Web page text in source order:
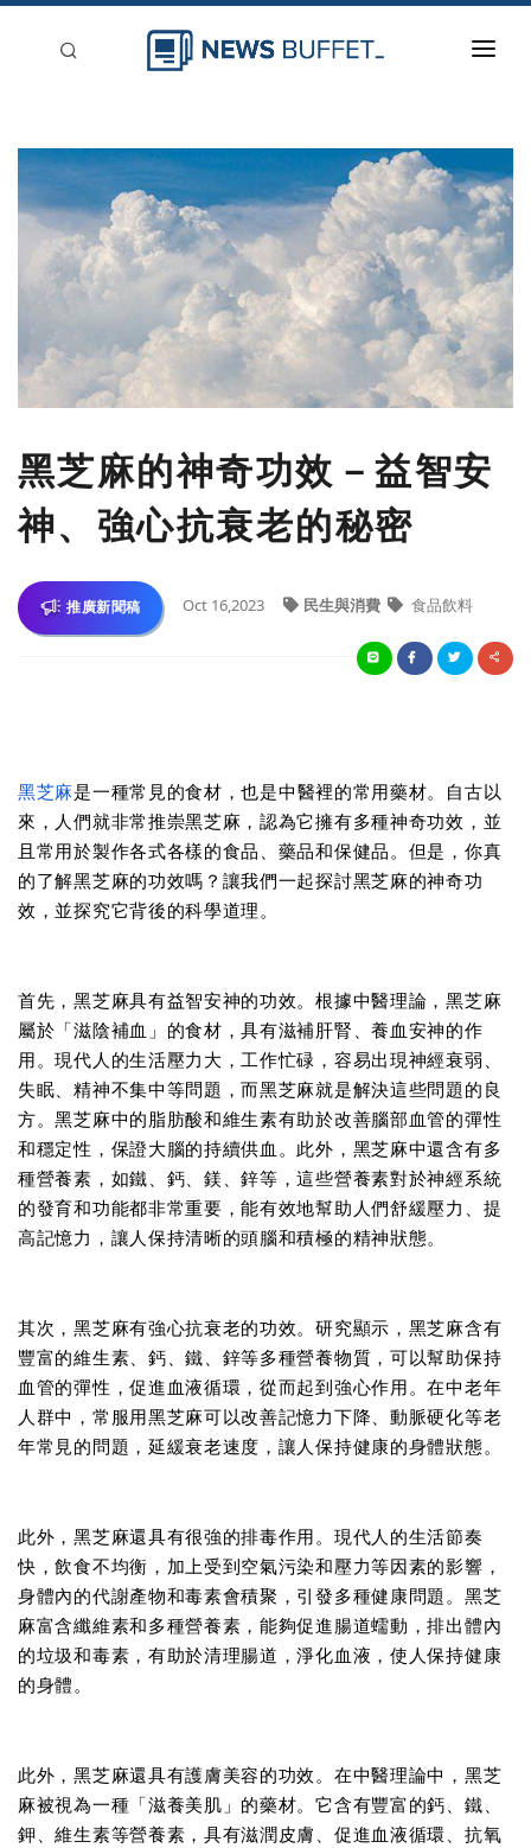
新聞稿分類
登入
刊登
黑芝麻的神奇功效－益智安
神、強心抗衰老的秘密
推廣新聞稿 Oct 16,2023 民生與消費 食品飲料
黑芝麻是一種常見的食材，也是中醫裡的常用藥材。自古以
來，人們就非常推崇黑芝麻，認為它擁有多種神奇功效，並
且常用於製作各式各樣的食品、藥品和保健品。但是，你真
的了解黑芝麻的功效嗎？讓我們一起探討黑芝麻的神奇功
效，並探究它背後的科學道理。
首先，黑芝麻具有益智安神的功效。根據中醫理論，黑芝麻
屬於「滋陰補血」的食材，具有滋補肝腎、養血安神的作
用。現代人的生活壓力大，工作忙碌，容易出現神經衰弱、
失眠、精神不集中等問題，而黑芝麻就是解決這些問題的良
方。黑芝麻中的脂肪酸和維生素有助於改善腦部血管的彈性
和穩定性，保證大腦的持續供血。此外，黑芝麻中還含有多
種營養素，如鐵、鈣、鎂、鋅等，這些營養素對於神經系統
的發育和功能都非常重要，能有效地幫助人們舒緩壓力、提
高記憶力，讓人保持清晰的頭腦和積極的精神狀態。
其次，黑芝麻有強心抗衰老的功效。研究顯示，黑芝麻含有
豐富的維生素、鈣、鐵、鋅等多種營養物質，可以幫助保持
血管的彈性，促進血液循環，從而起到強心作用。在中老年
人群中，常服用黑芝麻可以改善記憶力下降、動脈硬化等老
年常見的問題，延緩衰老速度，讓人保持健康的身體狀態。
此外，黑芝麻還具有很強的排毒作用。現代人的生活節奏
快，飲食不均衡，加上受到空氣污染和壓力等因素的影響，
身體內的代謝產物和毒素會積聚，引發多種健康問題。黑芝
麻富含纖維素和多種營養素，能夠促進腸道蠕動，排出體內
的垃圾和毒素，有助於清理腸道，淨化血液，使人保持健康
的身體。
此外，黑芝麻還具有護膚美容的功效。在中醫理論中，黑芝
麻被視為一種「滋養美肌」的藥材。它含有豐富的鈣、鐵、
鉀、維生素等營養素，具有滋潤皮膚、促進血液循環、抗氧